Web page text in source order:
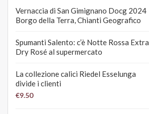
Vernaccia di San Gimignano Docg 2024
Borgo della Terra, Chianti Geografico
Spumanti Salento: c’è Notte Rossa Extra
Dry Rosé al supermercato
La collezione calici Riedel Esselunga
divide i clienti
€9.50